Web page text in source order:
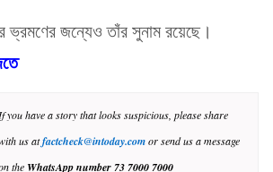
ভ্রমণের জন্যেও তাঁর সুনাম রয়েছে।
If you have a story that looks suspicious, please share
us atfactcheck@intoday.comor send us a message
the WhatsApp number73 7000 7000